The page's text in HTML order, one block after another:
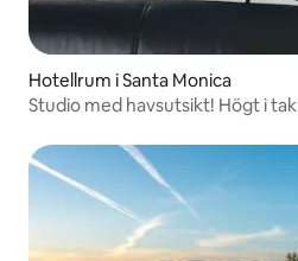
Hotellrum i Santa Monica
Studio med havsutsikt! Högt i tak